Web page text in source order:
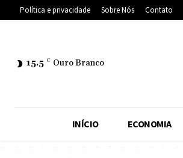
Política e privacidade Sobre Nós Contato
15.5 C Ouro Branco
INÍCIO ECONOMIA